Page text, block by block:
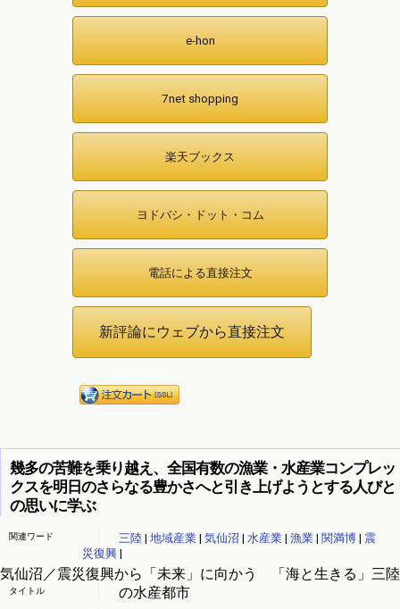
e-hon
7net shopping
楽天ブックス
ヨドバシ・ドット・コム
電話による直接注文
幾多の苦難を乗り越え、全国有数の漁業・水産業コンプレッ
クスを明日のさらなる豊かさへと引き上げようとする人びと
の思いに学ぶ
関連ワード 三陸| 地域産業| 気仙沼 | 水産業| 漁業| 関満博| 震
災復興|
気仙沼／震災復興から「未来」に向かう 「海と生きる」三陸
の水産都市
タイトル